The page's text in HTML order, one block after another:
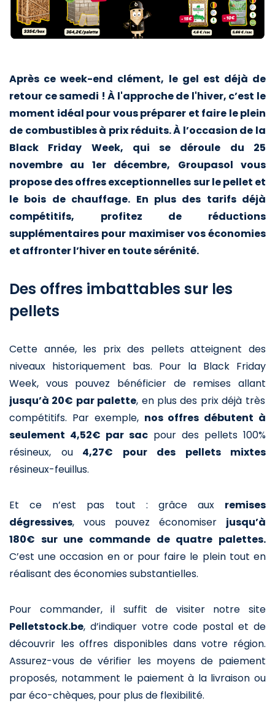
Après ce week-end clément, le gel est déjà de
retour ce samedi ! À l'approche de l'hiver, c’est le
moment idéal pour vous préparer et faire le plein
de combustibles à prix réduits. À l’occasion de la
Black Friday Week, qui se déroule du 25
novembre au 1er décembre, Groupasol vous
propose des offres exceptionnelles sur le pellet et
le bois de chauffage. En plus des tarifs déjà
compétitifs, profitez de réductions
supplémentaires pour maximiser vos économies
et affronter l’hiver en toute sérénité.
Des offres imbattables sur les
pellets
Cette année, les prix des pellets atteignent des
niveaux historiquement bas. Pour la Black Friday
Week, vous pouvez bénéficier de remises allant
jusqu’à 20€ par palette, en plus des prix déjà très
compétitifs. Par exemple, nos offres débutent à
seulement 4,52€ par sac pour des pellets 100%
résineux, ou4,27€ pour des pellets mixtes
résineux-feuillus.
Et ce n’est pas tout : grâce aux remises
dégressives, vous pouvez économiser jusqu’à
180€ sur une commande de quatre palettes.
C’est une occasion en or pour faire le plein tout en
réalisant des économies substantielles.
Pour commander, il suffit de visiter notre site
Pelletstock.be, d’indiquer votre code postal et de
découvrir les offres disponibles dans votre région.
Assurez-vous de vérifier les moyens de paiement
proposés, notamment le paiement à la livraison ou
par éco-chèques, pour plus de flexibilité.